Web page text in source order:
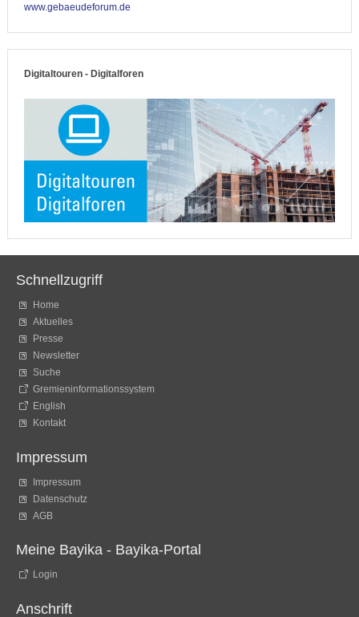
www.gebaeudeforum.de
Digitaltouren - Digitalforen
Schnellzugriff
Home
Aktuelles
Presse
Newsletter
Suche
Gremieninformationssystem
English
Kontakt
Impressum
Impressum
Datenschutz
AGB
Meine Bayika - Bayika-Portal
Login
Anschrift